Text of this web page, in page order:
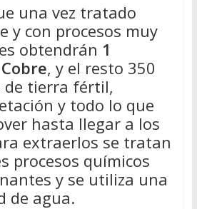
una vez tratado
y con procesos muy
obtendrán 1
, y el resto 350
de tierra fértil,
y todo lo que
hasta llegar a los
extraerlos se tratan
procesos químicos
y se utiliza una
de agua.